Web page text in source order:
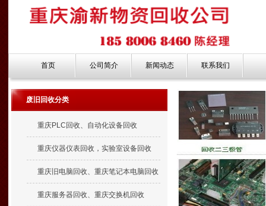
首页 公司简介 新闻动态 联系我们
废旧回收分类
重庆PLC回收、自动化设备回收
重庆仪器仪表回收，实验室设备回收
重庆旧电脑回收、重庆笔记本电脑回收
重庆服务器回收、重庆交换机回收